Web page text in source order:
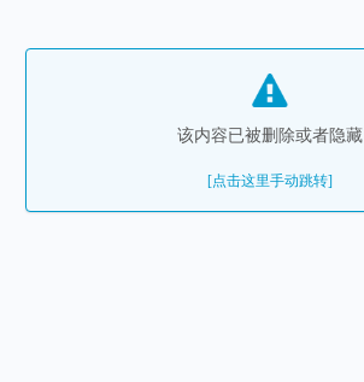
该内容已被删除或者隐藏
[点击这里手动跳转]